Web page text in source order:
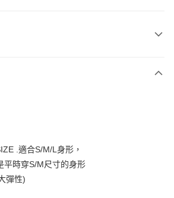
彰化商業銀行
台北富邦商業銀行
.適合S/M/L身形，
平時穿S/M尺寸的身形
彈性)